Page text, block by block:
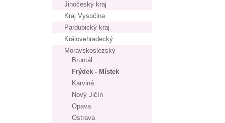
Jihočeský kraj
Kraj Vysočina
Pardubický kraj
Královehradecký
Moravskoslezský
Bruntál
Frýdek - Místek
Karviná
Nový Jičín
Opava
Ostrava